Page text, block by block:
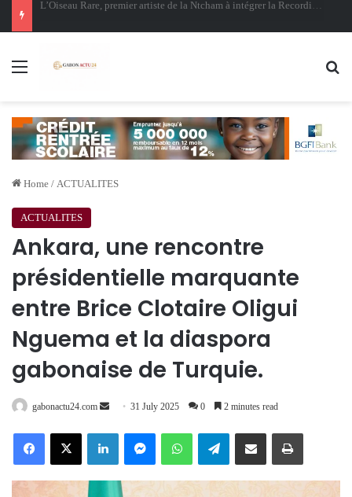
Menu
Home / ACTUALITES
ACTUALITES
Ankara, une rencontre
présidentielle marquante
entre Brice Clotaire Oligui
Nguema et la diaspora
gabonaise de Turquie.
gabonactu24.com
Send 31 July 2025 0 2 minutes read
FacebookX LinkedInMessengerWhatsAppTelegramShare via Email Print